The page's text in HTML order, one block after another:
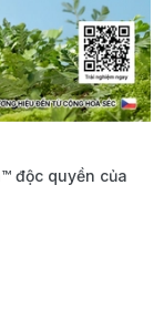
độc quyền của